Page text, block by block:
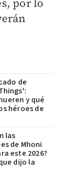
por lo
de
y qué
héroes de
las
de Mhoni
este 2026?
dijo la